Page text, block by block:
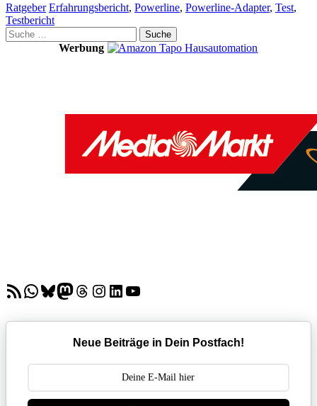
Ratgeber Erfahrungsbericht, Powerline, Powerline-Adapter, Test,
Testbericht
Suche
nach:
Werbung
RSS-FeedWhatsApp
Bluesky
Mastodon
Threads
Instagram
LinkedIn
YouTube
Neue Beiträge in Dein Postfach!